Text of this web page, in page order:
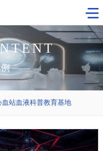
——
血站血液科普教育基地